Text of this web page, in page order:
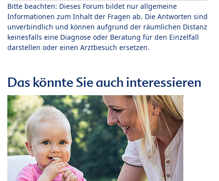
Bitte beachten: Dieses Forum bildet nur allgemeine
Informationen zum Inhalt der Fragen ab. Die Antworten sind
unverbindlich und können aufgrund der räumlichen Distanz
keinesfalls eine Diagnose oder Beratung für den Einzelfall
darstellen oder einen Arztbesuch ersetzen.
Das könnte Sie auch interessieren